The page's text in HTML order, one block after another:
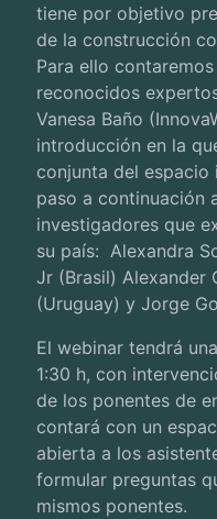
tiene por objetivo
de la construcción
Para ello
reconocidos
Vanesa Baño
introducción en la
conjunta del espacio
paso a continuación
investigadores que
su país: Alexandra
Jr (Brasil) Alexander
(Uruguay) y Jorge
El webinar tendrá
1:30 h, con
de los ponentes de
contará con un
abierta a los
formular preguntas
mismos ponentes.